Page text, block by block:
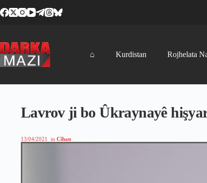
to
⌂ Kurdistan Rojhelata
Lavrov ji bo Ûkraynayê
13/04/2021 in Cîhan